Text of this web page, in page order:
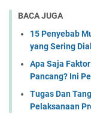
BACA JUGA
15 Penyebab
yang Sering
Apa Saja
Pancang? Ini
Tugas Dan
Pelaksanaan